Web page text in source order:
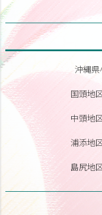
沖縄県
国頭地
中頭地
浦添地
島尻地